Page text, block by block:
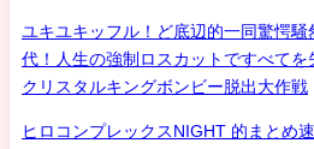
ユキユキッフル！ど底辺的一同驚愕
代！人生の強制ロスカットですべて
クリスタルキングボンビー脱出大作戦
ヒロコンプレックスNIGHT 的まとめ